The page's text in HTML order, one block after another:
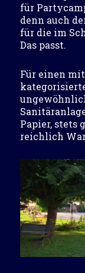
für
denn auch
für die im
Das passt.
Für einen
Papier, stets
reichlich